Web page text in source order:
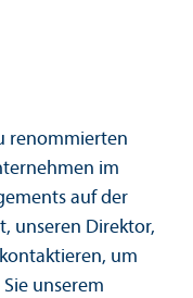
renommierten
im
auf der
unseren Direktor,
um
unserem